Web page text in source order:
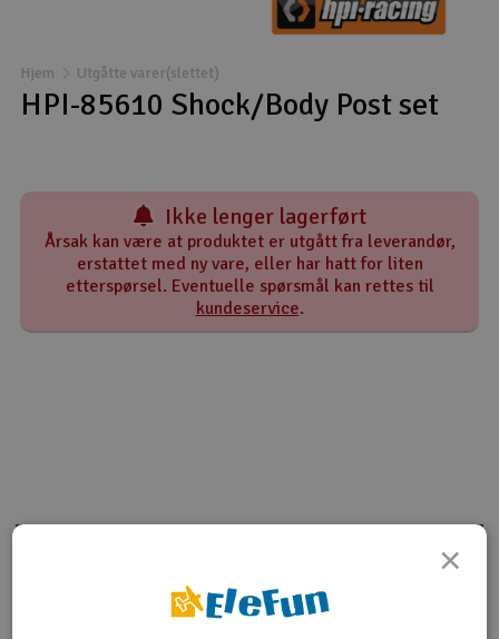
Droner
Helikopter
Kamerautstyr
Radioutstyr
Hjem Utgåtte varer(slettet)
HPI-85610 Shock/Body Post set
Ikke lenger lagerført
Årsak kan være at produktet er utgått fra leverandør,
erstattet med ny vare, eller har hatt for liten
etterspørsel. Eventuelle spørsmål kan rettes til
kundeservice.
×